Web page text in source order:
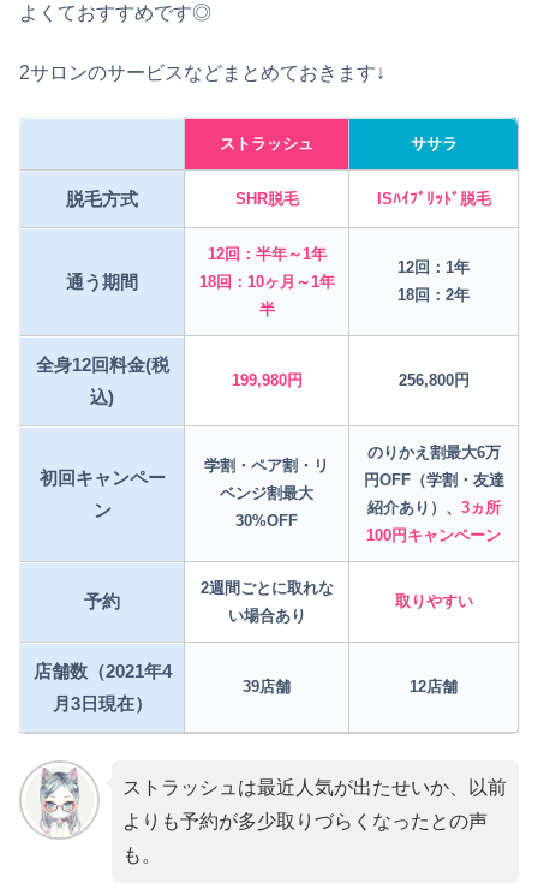
よくておすすめです◎
2サロンのサービスなどまとめておきます↓
ストラッシュ ササラ
脱毛方式 SHR脱毛 ISﾊｲﾌﾞﾘｯﾄﾞ脱毛
通う期間
12回：半年～1年
18回：10ヶ月～1年
半
12回：1年
18回：2年
全身12回料金(税
込)
199,980円 256,800円
初回キャンペー
ン
学割・ペア割・リ
ベンジ割最大
30%OFF
のりかえ割最大6万
円OFF（学割・友達
紹介あり）、 3ヵ所
100円キャンペーン
予約
2週間ごとに取れな
い場合あり
取りやすい
店舗数（2021年4
月3日現在）
39店舗 12店舗
ストラッシュは最近人気が出たせいか、以前
よりも予約が多少取りづらくなったとの声
も。